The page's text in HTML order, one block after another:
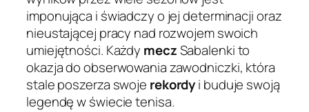
imponująca i świadczy o jej determinacji oraz
nieustającej pracy nad rozwojem swoich
umiejętności. Każdy meczSabalenki to
okazja do obserwowania zawodniczki, która
stale poszerza swoje rekordyi buduje swoją
legendę w świecie tenisa.